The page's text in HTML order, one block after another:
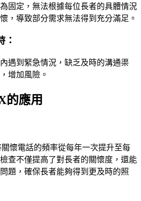
固定，無法根據每位長者的具體情況
，導致部分需求無法得到充分滿足。
：
遇到緊急情況，缺乏及時的溝通渠
增加風險。
的應用
懷電話的頻率從每年一次提升至每
查不僅提高了對長者的關懷度，還能
題，確保長者能夠得到更及時的照